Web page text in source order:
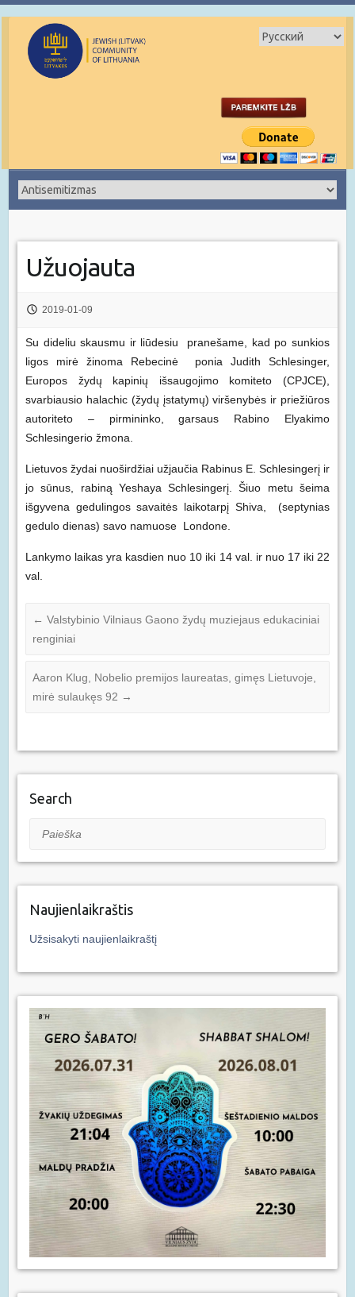
Užuojauta
2019-01-09
Su dideliu skausmu ir liūdesiu pranešame, kad po sunkios
ligos mirė žinoma Rebecinė ponia Judith Schlesinger,
Europos žydų kapinių išsaugojimo komiteto (CPJCE),
svarbiausio halachic (žydų įstatymų) viršenybės ir priežiūros
autoriteto – pirmininko, garsaus Rabino Elyakimo
Schlesingerio žmona.
Lietuvos žydai nuoširdžiai užjaučia Rabinus E. Schlesingerį ir
jo sūnus, rabiną Yeshaya Schlesingerį. Šiuo metu šeima
išgyvena gedulingos savaitės laikotarpį Shiva, (septynias
gedulo dienas) savo namuose Londone.
Lankymo laikas yra kasdien nuo 10 iki 14 val. ir nuo 17 iki 22
val.
← Valstybinio Vilniaus Gaono žydų muziejaus edukaciniai
renginiai
Aaron Klug, Nobelio premijos laureatas, gimęs Lietuvoje,
mirė sulaukęs 92 →
Search
Paieška
Naujienlaikraštis
Užsisakyti naujienlaikraštį